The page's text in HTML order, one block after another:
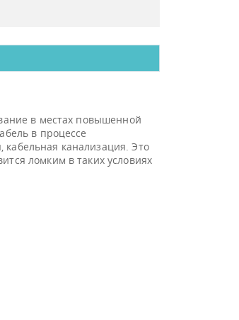
в местах повышенной
в процессе
канализация. Это
ломким в таких условиях